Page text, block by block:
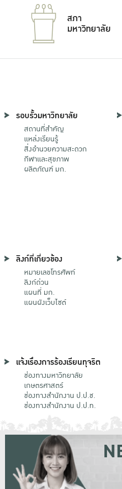
สภา
มหาวิทยาลัย
รอบรั้วมหาวิทยาลัย
สถานที่สำคัญ
แหล่งเรียนรู้
สิ่งอำนวยความสะดวก
กีฬาและสุขภาพ
ผลิตภัณฑ์ มก.
ลิงก์ที่เกี่ยวข้อง
หมายเลขโทรศัพท์
ลิงก์ด่วน
แผนที่ มก.
แผนผังเว็บไซต์
แจ้งเรื่องการร้องเรียนทุจริต
ช่องทางมหาวิทยาลัย
เกษตรศาสตร์
ช่องทางสำนักงาน ป.ป.ช.
ช่องทางสำนักงาน ป.ป.ท.